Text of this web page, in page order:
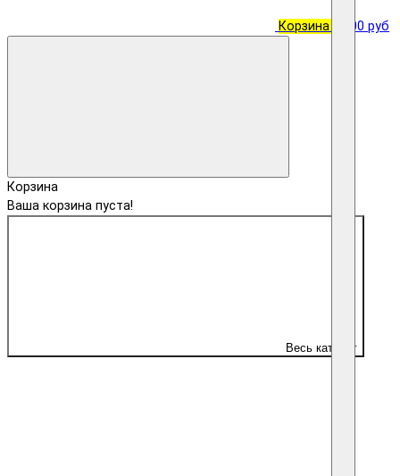
Корзина 0.00 руб
Корзина
Ваша корзина пуста!
Весь каталог